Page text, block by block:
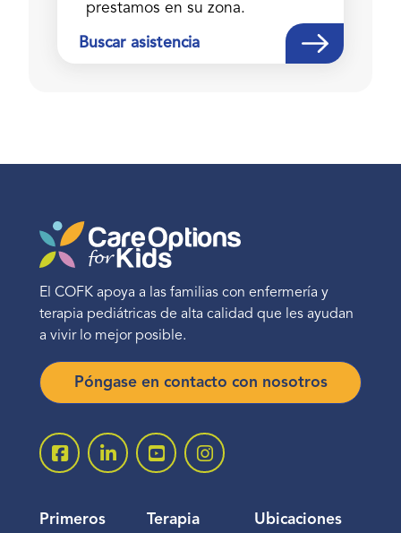
prestamos en su zona.
Buscar asistencia
El COFK apoya a las familias con enfermería y
terapia pediátricas de alta calidad que les ayudan
a vivir lo mejor posible.
Póngase en contacto con nosotros
Primeros
Terapia
Ubicaciones